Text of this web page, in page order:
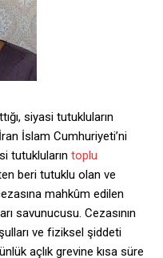
siyasi tutukluların
İslam Cumhuriyeti’ni
tutukluların toplu
beri tutuklu olan ve
mahkûm edilen
savunucusu. Cezasının
ve fiziksel şiddeti
açlık grevine kısa süre